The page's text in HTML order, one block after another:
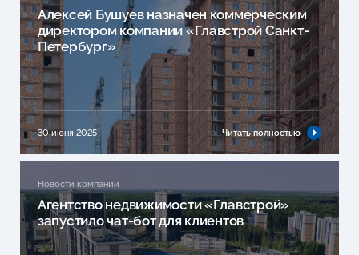
Алексей Бушуев назначен коммерческим
директором компании «Главстрой Санкт-
Петербург»
30 июня 2025 Читать полностью
Новости компании
Агентство недвижимости «Главстрой»
запустило чат-бот для клиентов